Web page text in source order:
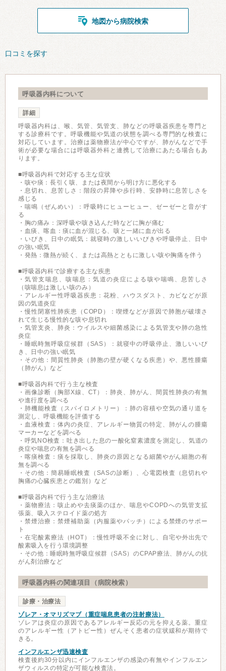
地図から病院検索
口コミを探す
呼吸器内科について
詳細
呼吸器内科は、喉、気管、気管支、肺などの呼吸器疾患を専門と
する診療科です。呼吸機能や気道の状態を調べる専門的な検査に
対応しています。治療は薬物療法が中心ですが、肺がんなどで手
術が必要な場合には呼吸器外科と連携して治療にあたる場合もあ
ります。
■呼吸器内科で対応する主な症状
・咳や痰：長引く咳、または夜間から明け方に悪化する
・息切れ、息苦しさ：階段の昇降や歩行時、安静時に息苦しさを
感じる
・喘鳴（ぜんめい）：呼吸時にヒューヒュー、ゼーゼーと音がす
る
・胸の痛み：深呼吸や咳き込んだ時などに胸が痛む
・血痰、喀血：痰に血が混じる、咳と一緒に血が出る
・いびき、日中の眠気：就寝時の激しいいびきや呼吸停止、日中
の強い眠気
・発熱：微熱が続く、または高熱とともに激しい咳や胸痛を伴う
■呼吸器内科で診療する主な疾患
・気管支喘息、咳喘息：気道の炎症による咳や喘鳴、息苦しさ
（咳喘息は激しい咳のみ）
・アレルギー性呼吸器疾患：花粉、ハウスダスト、カビなどが原
因の気道炎症
・慢性閉塞性肺疾患（COPD）：喫煙などが原因で肺胞が破壊さ
れて生じる慢性的な咳や息切れ
・気管支炎、肺炎：ウイルスや細菌感染による気管支や肺の急性
炎症
・睡眠時無呼吸症候群（SAS）：就寝中の呼吸停止、激しいいび
き、日中の強い眠気
・その他：間質性肺炎（肺胞の壁が硬くなる疾患）や、悪性腫瘍
（肺がん）など
■呼吸器内科で行う主な検査
・画像診断（胸部X線、CT）：肺炎、肺がん、間質性肺炎の有無
や進行度を調べる
・肺機能検査（スパイロメトリー）：肺の容積や空気の通り道を
測定し、呼吸機能を評価する
・血液検査：体内の炎症、アレルギー物質の特定、肺がんの腫瘍
マーカーなどを調べる
・呼気NO検査：吐き出した息の一酸化窒素濃度を測定し、気道の
炎症や喘息の有無を調べる
・喀痰検査：痰を採取し、肺炎の原因となる細菌やがん細胞の有
無を調べる
・その他：簡易睡眠検査（SASの診断）、心電図検査（息切れや
胸痛の心臓疾患との鑑別）など
■呼吸器内科で行う主な治療法
・薬物療法：咳止めや去痰薬のほか、喘息やCOPDへの気管支拡
張薬、吸入ステロイド薬の処方
・禁煙治療：禁煙補助薬（内服薬やパッチ）による禁煙のサポー
ト
・在宅酸素療法（HOT）：慢性呼吸不全に対し、自宅や外出先で
酸素吸入を行う環境調整
・その他：睡眠時無呼吸症候群（SAS）のCPAP療法、肺がんの抗
がん剤治療など
呼吸器内科の関連項目（病院検索）
診療・治療法
ゾレア・オマリズマブ（重症喘息患者の注射療法）
ゾレアは炎症の原因であるアレルギー反応の元を抑える薬。重症
のアレルギー性（アトピー性）ぜんそく患者の症状緩和が期待で
きる。
インフルエンザ迅速検査
検査後約30分以内にインフルエンザの感染の有無やインフルエン
ザウィルスの特定が可能な検査法。